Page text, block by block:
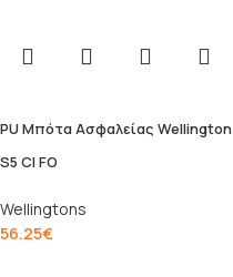
PU Μπότα Ασφαλείας Wellington
S5 CI FO
Wellingtons
56.25€